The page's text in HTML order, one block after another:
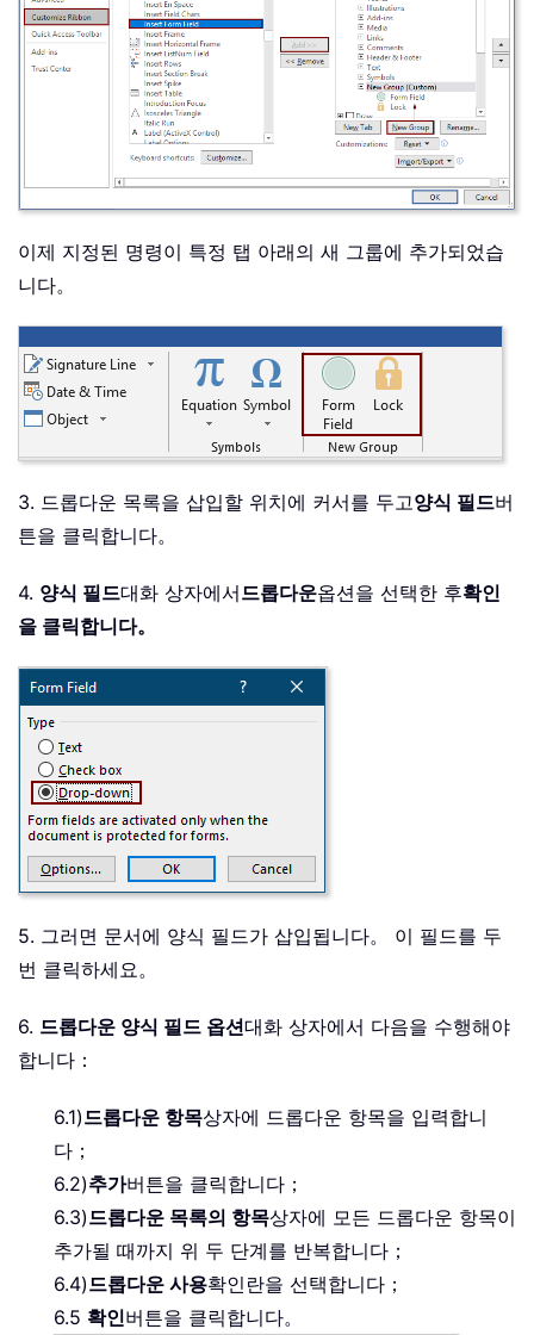
이제 지정된 명령이 특정 탭 아래의 새 그룹에 추가되었습
니다。
3. 드롭다운 목록을 삽입할 위치에 커서를 두고양식 필드버
튼을 클릭합니다。
4. 양식 필드대화 상자에서드롭다운옵션을 선택한 후확인
을 클릭합니다。
5. 그러면 문서에 양식 필드가 삽입됩니다。 이 필드를 두
번 클릭하세요。
6. 드롭다운 양식 필드 옵션대화 상자에서 다음을 수행해야
합니다：
6.1)드롭다운 항목상자에 드롭다운 항목을 입력합니
다；
6.2)추가버튼을 클릭합니다；
6.3)드롭다운 목록의 항목상자에 모든 드롭다운 항목이
추가될 때까지 위 두 단계를 반복합니다；
6.4)드롭다운 사용확인란을 선택합니다；
6.5 확인버튼을 클릭합니다。